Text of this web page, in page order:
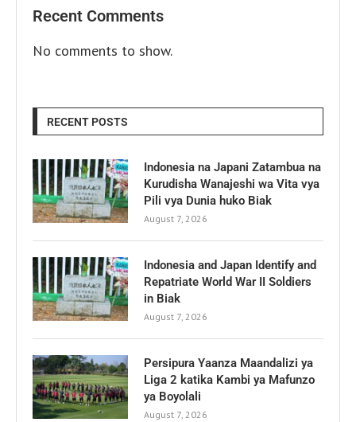
Recent Comments
No comments to show.
RECENT POSTS
Indonesia na Japani Zatambua na
Kurudisha Wanajeshi wa Vita vya
Pili vya Dunia huko Biak
August 7, 2026
Indonesia and Japan Identify and
Repatriate World War II Soldiers
in Biak
August 7, 2026
Persipura Yaanza Maandalizi ya
Liga 2 katika Kambi ya Mafunzo
ya Boyolali
August 7, 2026